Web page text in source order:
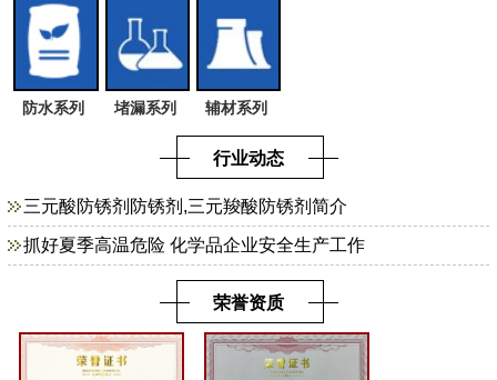
防水系列 堵漏系列 辅材系列
行业动态
三元酸防锈剂防锈剂,三元羧酸防锈剂简介
抓好夏季高温危险 化学品企业安全生产工作
荣誉资质